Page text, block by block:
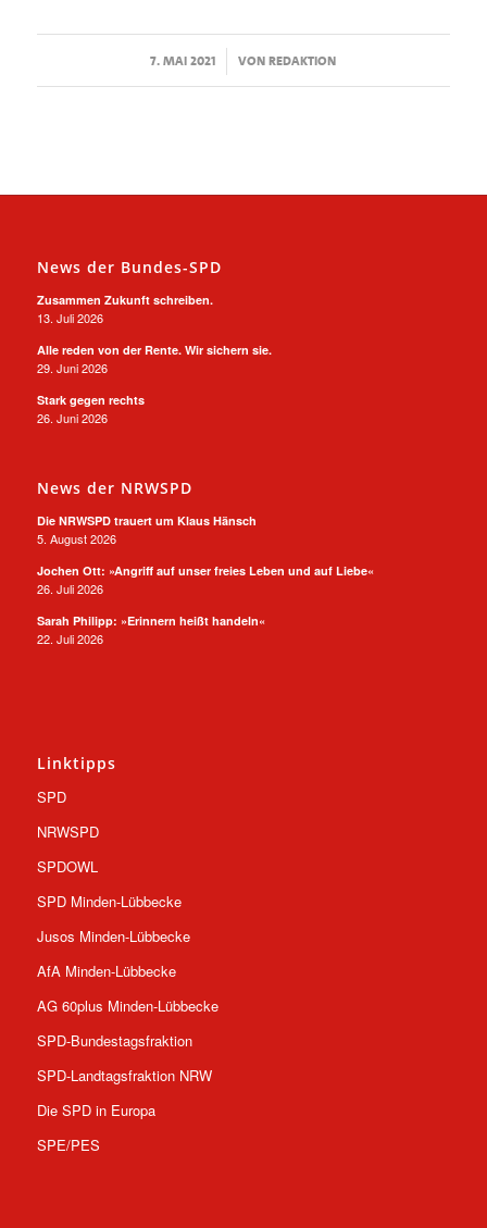
7. MAI 2021
/ VONREDAKTION
News der Bundes-SPD
Zusammen Zukunft schreiben.
13. Juli 2026
Alle reden von der Rente. Wir sichern sie.
29. Juni 2026
Stark gegen rechts
26. Juni 2026
News der NRWSPD
Die NRWSPD trauert um Klaus Hänsch
5. August 2026
Jochen Ott: »Angriff auf unser freies Leben und auf Liebe«
26. Juli 2026
Sarah Philipp: »Erinnern heißt handeln«
22. Juli 2026
Linktipps
SPD
NRWSPD
SPDOWL
SPD Minden-Lübbecke
Jusos Minden-Lübbecke
AfA Minden-Lübbecke
AG 60plus Minden-Lübbecke
SPD-Bundestagsfraktion
SPD-Landtagsfraktion NRW
Die SPD in Europa
SPE/PES